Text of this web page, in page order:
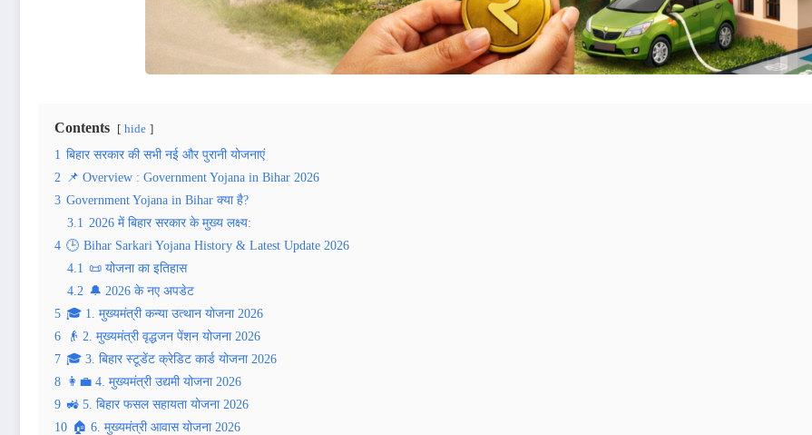
Contents hide
1 बिहार सरकार की सभी नई और पुरानी योजनाएं
2
📌 Overview : Government Yojana in Bihar 2026
3 Government Yojana in Bihar क्या है?
3.1 2026 में बिहार सरकार के मुख्य लक्ष्य:
4 🕒 Bihar Sarkari Yojana History & Latest Update 2026
4.1 📜 योजना का इतिहास
4.2 🔔 2026 के नए अपडेट
5 🎓 1. मुख्यमंत्री कन्या उत्थान योजना 2026
6
👴 2. मुख्यमंत्री वृद्धजन पेंशन योजना 2026
7 🎓 3. बिहार स्टूडेंट क्रेडिट कार्ड योजना 2026
8 👩‍💼 4. मुख्यमंत्री उद्यमी योजना 2026
9 🚜 5. बिहार फसल सहायता योजना 2026
10 🏠 6. मुख्यमंत्री आवास योजना 2026